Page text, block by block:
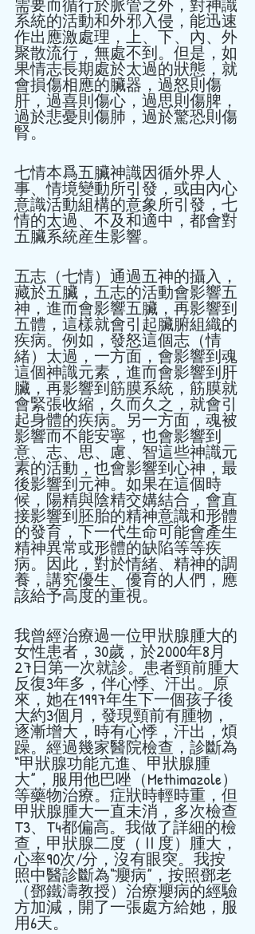
需要而循行於脈管之外，對神識
系統的活動和外邪入侵，能迅速
作出應激處理，上、下、內、外
聚散流行，無處不到。但是，如
果情志長期處於太過的狀態，就
會損傷相應的臟器，過怒則傷
肝，過喜則傷心，過思則傷脾，
過於悲憂則傷肺，過於驚恐則傷
腎。
七情本爲五臟神識因循外界人
事、情境變動所引發，或由內心
意識活動組構的意象所引發，七
情的太過、不及和適中，都會對
五臟系統産生影響。
五志（七情）通過五神的攝入，
藏於五臟，五志的活動會影響五
神，進而會影響五臟，再影響到
五體，這樣就會引起臟腑組織的
疾病。例如，發怒這個志（情
緒）太過，一方面，會影響到魂
這個神識元素，進而會影響到肝
臟，再影響到筋膜系統，筋膜就
會緊張收縮，久而久之，就會引
起身體的疾病。另一方面，魂被
影響而不能安寧，也會影響到
意、志、思、慮、智這些神識元
素的活動，也會影響到心神，最
後影響到元神。如果在這個時
候，陽精與陰精交媾結合，會直
接影響到胚胎的精神意識和形體
的發育，下一代生命可能會產生
精神異常或形體的缺陷等等疾
病。因此，對於情緒、精神的調
養，講究優生、優育的人們，應
該給予高度的重視。
我曾經治療過一位甲狀腺腫大的
女性患者，30歲，於2000年8月
27日第一次就診。患者頸前腫大
反復3年多，伴心悸、汗出。原
來，她在1997年生下一個孩子後
大約3個月，發現頸前有腫物，
逐漸增大，時有心悸，汗出，煩
躁。經過幾家醫院檢查，診斷為
“甲狀腺功能亢進、甲狀腺腫
大”，服用他巴唑（Methimazole）
等藥物治療。症狀時輕時重，但
甲狀腺腫大一直未消，多次檢查
T3、T4都偏高。我做了詳細的檢
查，甲狀腺二度（Ⅱ度）腫大，
心率90次/分，沒有眼突。我按
照中醫診斷為“癭病”，按照鄧老
（鄧鐵濤教授）治療癭病的經驗
方加減，開了一張處方給她，服
用6天。